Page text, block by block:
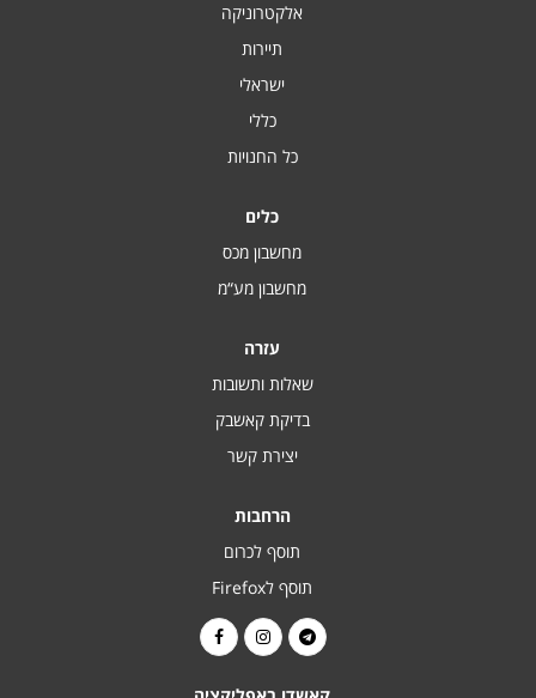
אלקטרוניקה
תיירות
ישראלי
כללי
כל החנויות
כלים
מחשבון מכס
מחשבון מע“מ
עזרה
שאלות ותשובות
בדיקת קאשבק
יצירת קשר
הרחבות
תוסף לכרום
תוסף לFirefox